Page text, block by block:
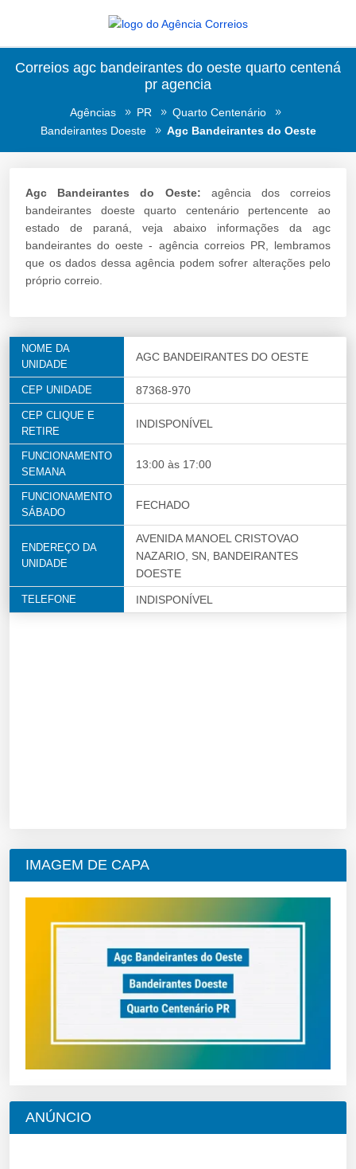
Correios agc bandeirantes do oeste quarto centená
pr agencia
Agências PR
Quarto Centenário
Bandeirantes Doeste
Agc Bandeirantes do Oeste
Agc Bandeirantes do Oeste: agência dos correios
bandeirantes doeste quarto centenário pertencente ao
estado de paraná, veja abaixo informações da agc
bandeirantes do oeste - agência correios PR, lembramos
que os dados dessa agência podem sofrer alterações pelo
próprio correio.
NOME DA
UNIDADE
AGC BANDEIRANTES DO OESTE
CEP UNIDADE 87368-970
CEP CLIQUE E
RETIRE
INDISPONÍVEL
FUNCIONAMENTO
SEMANA
13:00 às 17:00
FUNCIONAMENTO
SÁBADO
FECHADO
ENDEREÇO DA
UNIDADE
AVENIDA MANOEL CRISTOVAO
NAZARIO, SN, BANDEIRANTES
DOESTE
TELEFONE INDISPONÍVEL
IMAGEM DE CAPA
ANÚNCIO